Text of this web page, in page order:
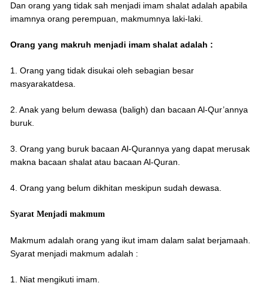
Dan orang yang tidak sah menjadi imam shalat adalah apabila
imamnya orang perempuan, makmumnya laki-laki.
Orang yang makruh menjadi imam shalat adalah :
1. Orang yang tidak disukai oleh sebagian besar
masyarakatdesa.
2. Anak yang belum dewasa (baligh) dan bacaan Al-Qur’annya
buruk.
3. Orang yang buruk bacaan Al-Qurannya yang dapat merusak
makna bacaan shalat atau bacaan Al-Quran.
4. Orang yang belum dikhitan meskipun sudah dewasa.
Syarat Menjadi makmum
Makmum adalah orang yang ikut imam dalam salat berjamaah.
Syarat menjadi makmum adalah :
1. Niat mengikuti imam.